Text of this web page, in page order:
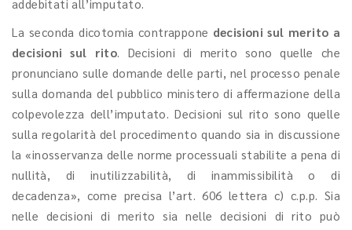
addebitati all’imputato.
La seconda dicotomia contrappone decisioni sul merito a
decisioni sul rito. Decisioni di merito sono quelle che
pronunciano sulle domande delle parti, nel processo penale
sulla domanda del pubblico ministero di affermazione della
colpevolezza dell’imputato. Decisioni sul rito sono quelle
sulla regolarità del procedimento quando sia in discussione
la «inosservanza delle norme processuali stabilite a pena di
nullità, di inutilizzabilità, di inammissibilità o di
decadenza», come precisa l’art. 606 lettera c) c.p.p. Sia
nelle decisioni di merito sia nelle decisioni di rito può